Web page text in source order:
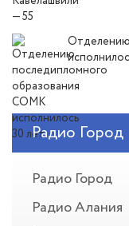
Радио Город
Радио Город
Радио Алания